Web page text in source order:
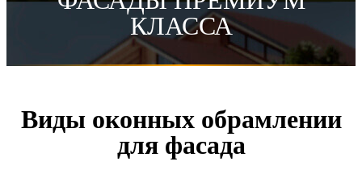
КЛАССА
Виды оконных обрамлении
для фасада